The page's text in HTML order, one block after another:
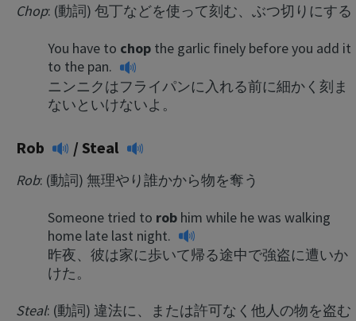
Chop: (動詞) 包丁などを使って刻む、ぶつ切りにする
You have to chop the garlic finely before you add it
to the pan.
ニンニクはフライパンに入れる前に細かく刻ま
ないといけないよ。
Rob / Steal
Rob: (動詞) 無理やり誰かから物を奪う
Someone tried to rob him while he was walking
home late last night.
昨夜、彼は家に歩いて帰る途中で強盗に遭いか
けた。
Steal: (動詞) 違法に、または許可なく他人の物を盗む